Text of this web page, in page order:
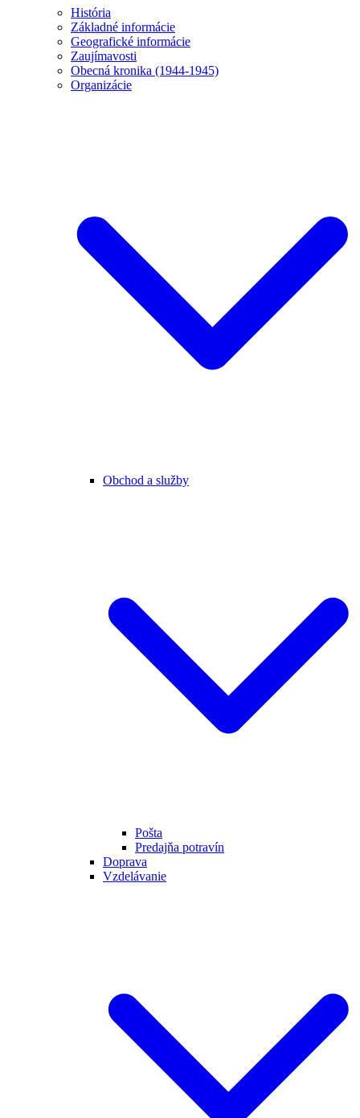
História
Základné informácie
Geografické informácie
Zaujímavosti
Obecná kronika (1944-1945)
Organizácie
Obchod a služby
Pošta
Predajňa potravín
Doprava
Vzdelávanie